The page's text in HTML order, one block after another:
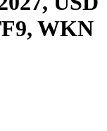
WKN